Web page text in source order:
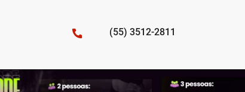
(55) 3512-2811